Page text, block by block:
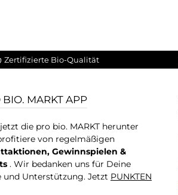
Zertifizierte Bio-Qualität
BIO. MARKT APP
die pro bio. MARKT herunter
von regelmäßigen
Gewinnspielen &
. Wir bedanken uns für Deine
und Unterstützung. Jetzt PUNKTEN